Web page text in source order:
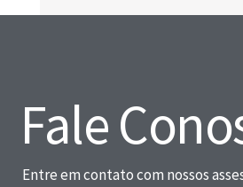
Fale
Entre em contato com nossos